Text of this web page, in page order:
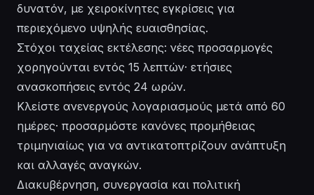
δυνατόν, με χειροκίνητες εγκρίσεις για
περιεχόμενο υψηλής ευαισθησίας.
Στόχοι ταχείας εκτέλεσης: νέες προσαρμογές
χορηγούνται εντός 15 λεπτών· ετήσιες
ανασκοπήσεις εντός 24 ωρών.
Κλείστε ανενεργούς λογαριασμούς μετά από 60
ημέρες· προσαρμόστε κανόνες προμήθειας
τριμηνιαίως για να αντικατοπτρίζουν ανάπτυξη
και αλλαγές αναγκών.
Διακυβέρνηση, συνεργασία και πολιτική